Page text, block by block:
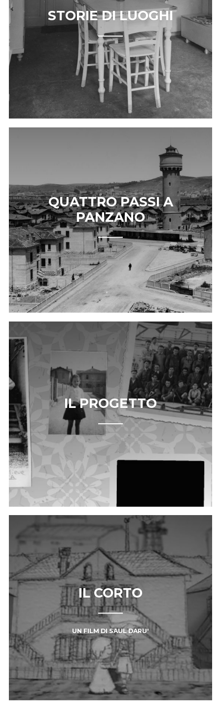
STORIE DI LUOGHI
QUATTRO PASSI A
PANZANO
IL PROGETTO
IL CORTO
UN FILM DI SAUL DARU'